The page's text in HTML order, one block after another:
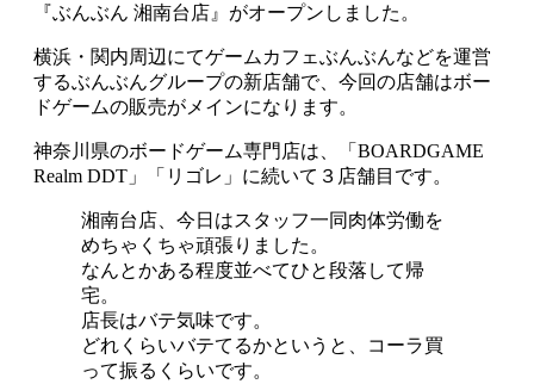
『ぶんぶん 湘南台店』がオープンしました。
横浜・関内周辺にてゲームカフェぶんぶんなどを運営
するぶんぶんグループの新店舗で、今回の店舗はボー
ドゲームの販売がメインになります。
神奈川県のボードゲーム専門店は、「BOARDGAME
Realm DDT」「リゴレ」に続いて３店舗目です。
湘南台店、今日はスタッフ一同肉体労働を
めちゃくちゃ頑張りました。
なんとかある程度並べてひと段落して帰
宅。
店長はバテ気味です。
どれくらいバテてるかというと、コーラ買
って振るくらいです。